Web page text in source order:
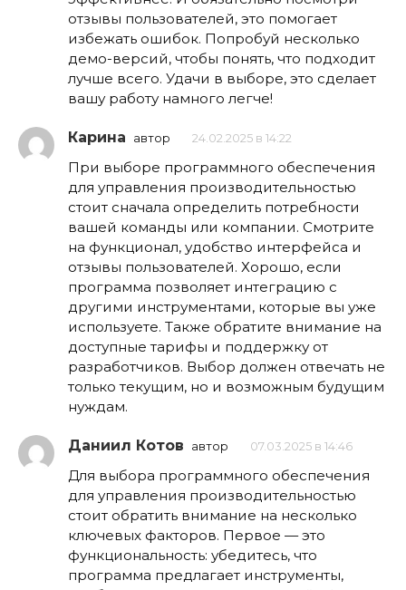
отзывы пользователей, это помогает
избежать ошибок. Попробуй несколько
демо-версий, чтобы понять, что подходит
лучше всего. Удачи в выборе, это сделает
вашу работу намного легче!
Карина автор 24.02.2025 в 14:22
При выборе программного обеспечения
для управления производительностью
стоит сначала определить потребности
вашей команды или компании. Смотрите
на функционал, удобство интерфейса и
отзывы пользователей. Хорошо, если
программа позволяет интеграцию с
другими инструментами, которые вы уже
используете. Также обратите внимание на
доступные тарифы и поддержку от
разработчиков. Выбор должен отвечать не
только текущим, но и возможным будущим
нуждам.
Даниил Котов автор 07.03.2025 в 14:46
Для выбора программного обеспечения
для управления производительностью
стоит обратить внимание на несколько
ключевых факторов. Первое — это
функциональность: убедитесь, что
программа предлагает инструменты,